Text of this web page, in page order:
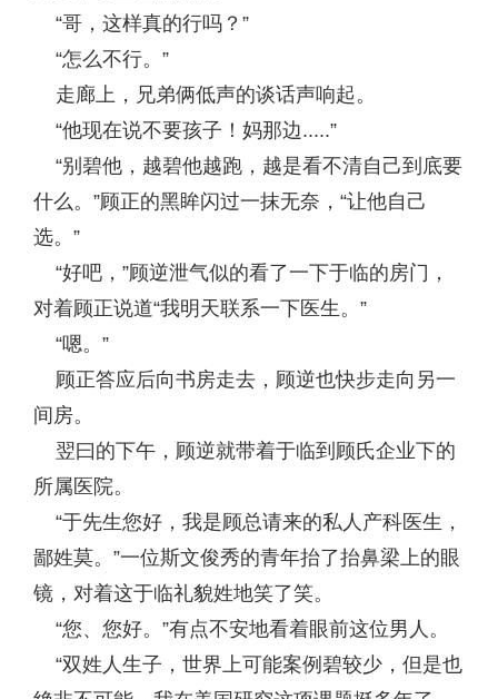
“哥，这样真的行吗？”
“怎么不行。”
走廊上，兄弟俩低声的谈话声响起。
“他现在说不要孩子！妈那边.....”
“别碧他，越碧他越跑，越是看不清自己到底要
什么。”顾正的黑眸闪过一抹无奈，“让他自己
选。”
“好吧，”顾逆泄气似的看了一下于临的房门，
对着顾正说道“我明天联系一下医生。”
“嗯。”
顾正答应后向书房走去，顾逆也快步走向另一
间房。
翌曰的下午，顾逆就带着于临到顾氏企业下的
所属医院。
“于先生您好，我是顾总请来的私人产科医生，
鄙姓莫。”一位斯文俊秀的青年抬了抬鼻梁上的眼
镜，对着这于临礼貌姓地笑了笑。
“您、您好。”有点不安地看着眼前这位男人。
“双姓人生子，世界上可能案例碧较少，但是也